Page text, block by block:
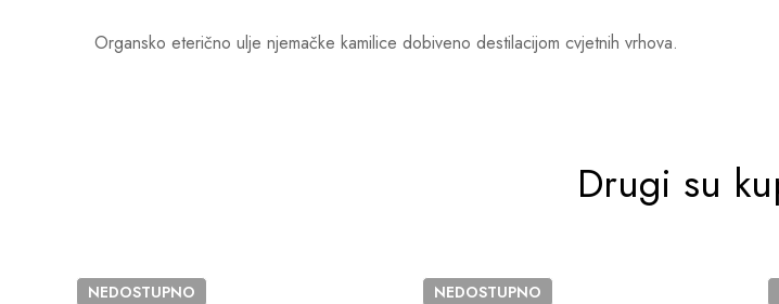
Organsko eterično ulje njemačke kamilice dobiveno destilacijom cvjetnih vrhova.
Drugi su
NEDOSTUPNO NEDOSTUPNO